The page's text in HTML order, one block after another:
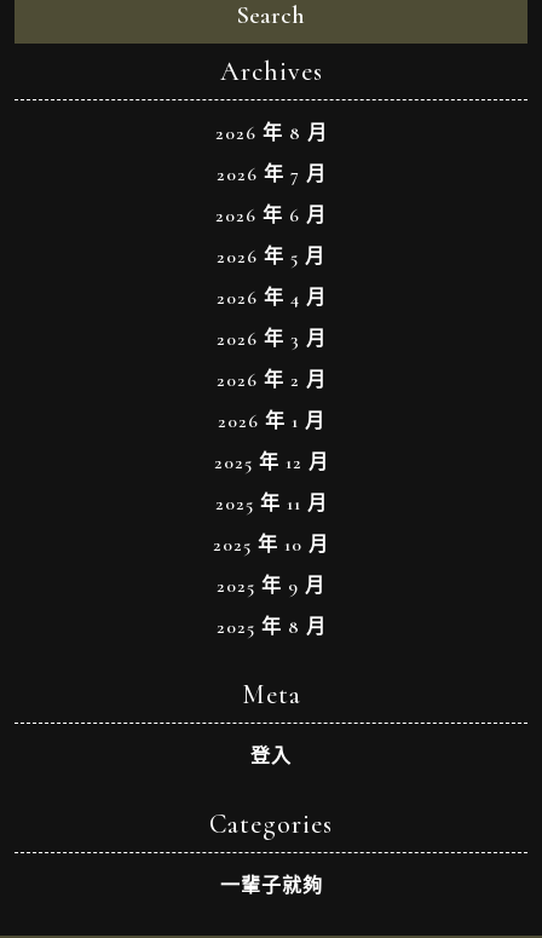
Search
Archives
2026 年 8 月
2026 年 7 月
2026 年 6 月
2026 年 5 月
2026 年 4 月
2026 年 3 月
2026 年 2 月
2026 年 1 月
2025 年 12 月
2025 年 11 月
2025 年 10 月
2025 年 9 月
2025 年 8 月
Meta
登入
Categories
一輩子就夠